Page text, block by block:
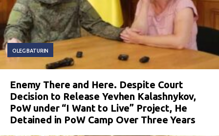
OLEG BATURIN
Enemy There and Here. Despite Court
Decision to Release Yevhen Kalashnykov,
PoW under “I Want to Live” Project, He
Detained in PoW Camp Over Three Years